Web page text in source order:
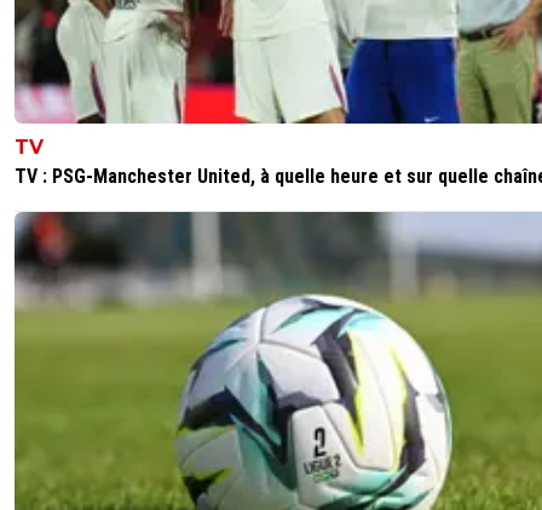
TV
TV : PSG-Manchester United, à quelle heure et sur quelle